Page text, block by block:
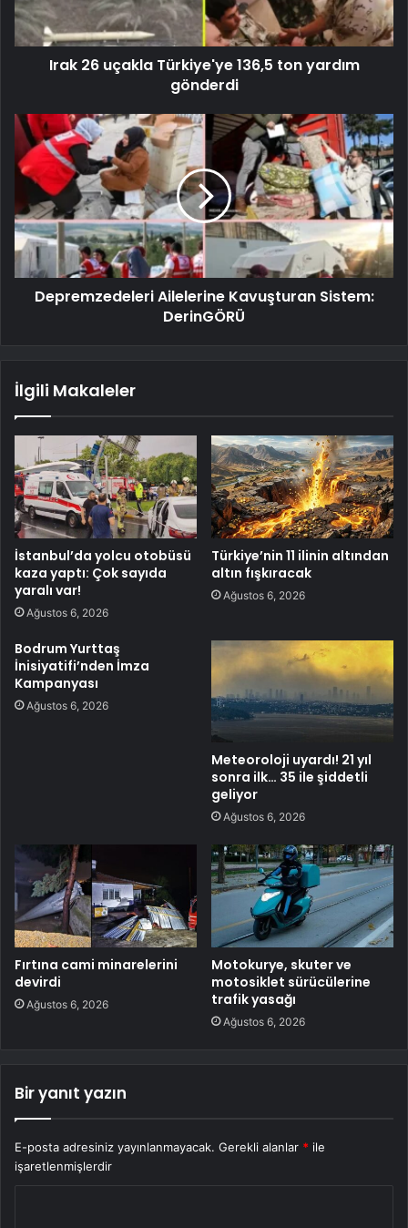
Irak 26 uçakla Türkiye'ye 136,5 ton yardım
gönderdi
Depremzedeleri Ailelerine Kavuşturan Sistem:
DerinGÖRÜ
İlgili Makaleler
İstanbul’da yolcu otobüsü
kaza yaptı: Çok sayıda
yaralı var!
Ağustos 6, 2026
Türkiye’nin 11 ilinin altından
altın fışkıracak
Ağustos 6, 2026
Bodrum Yurttaş
İnisiyatifi’nden İmza
Kampanyası
Ağustos 6, 2026
Meteoroloji uyardı! 21 yıl
sonra ilk… 35 ile şiddetli
geliyor
Ağustos 6, 2026
Fırtına cami minarelerini
devirdi
Ağustos 6, 2026
Motokurye, skuter ve
motosiklet sürücülerine
trafik yasağı
Ağustos 6, 2026
Bir yanıt yazın
E-posta adresiniz yayınlanmayacak. Gerekli alanlar * ile
işaretlenmişlerdir